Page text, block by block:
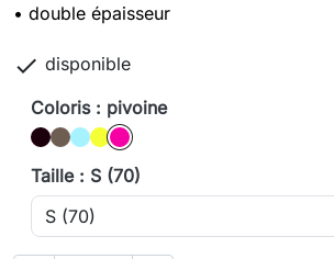
• double épaisseur
 disponible
Coloris : pivoine
NoirChocolat
Mojito
citron
pivoine
Taille : S (70)